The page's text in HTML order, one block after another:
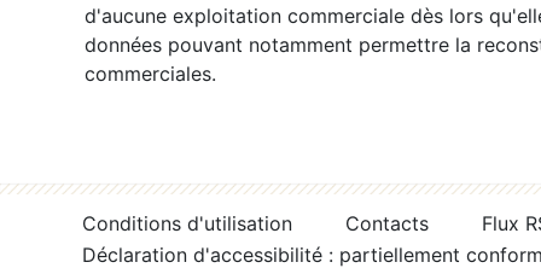
d'aucune exploitation commerciale dès lors
données pouvant notamment permettre la
commerciales.
Conditions d'utilisation Contacts
Flux
Déclaration d'accessibilité : partiellement